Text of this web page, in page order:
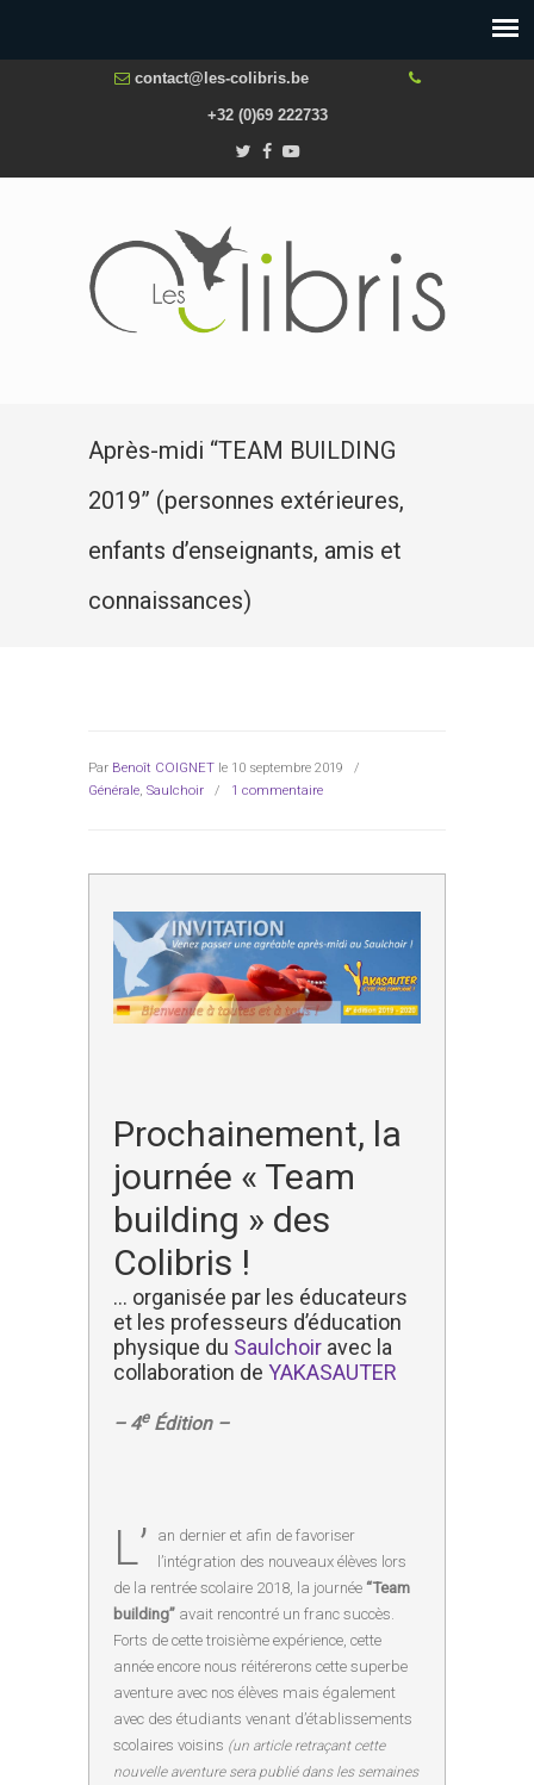
contact@les-colibris.be
+32 (0)69 222733
Après-midi “TEAM BUILDING
2019” (personnes extérieures,
enfants d’enseignants, amis et
connaissances)
Par Benoît COIGNET le 10 septembre 2019
/
Générale, Saulchoir / 1 commentaire
Prochainement, la
journée « Team
building » des
Colibris !
… organisée par les éducateurs
et les professeurs d’éducation
physique du Saulchoir avec la
collaboration de YAKASAUTER
– 4eÉdition –
L’
an dernier et afin de favoriser
l’intégration des nouveaux élèves lors
de la rentrée scolaire 2018, la journée “Team
building” avait rencontré un franc succès.
Forts de cette troisième expérience, cette
année encore nous réitérerons cette superbe
aventure avec nos élèves mais également
avec des étudiants venant d’établissements
scolaires voisins (un article retraçant cette
nouvelle aventure sera publié dans les semaines